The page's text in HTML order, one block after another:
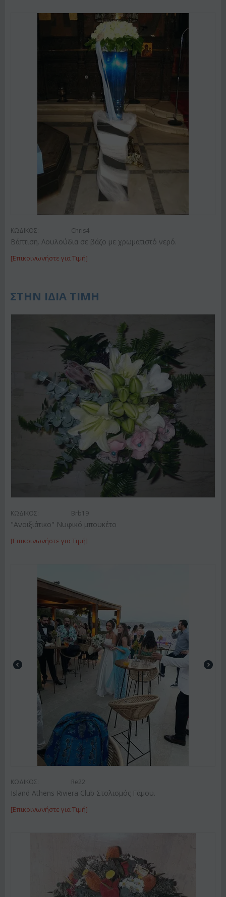
ΚΩΔΙΚΟΣ: Chris4
Βάπτιση. Λουλούδια σε βάζο με χρωματιστό νερό.
[Επικοινωνήστε για Τιμή]
ΣΤΗΝ ΙΔΙΑ ΤΙΜΗ
ΚΩΔΙΚΟΣ: Brb19
"Ανοιξιάτικο" Νυφικό μπουκέτο
[Επικοινωνήστε για Τιμή]
ΚΩΔΙΚΟΣ: Re22
Island Athens Riviera Club Στολισμός Γάμου.
[Επικοινωνήστε για Τιμή]